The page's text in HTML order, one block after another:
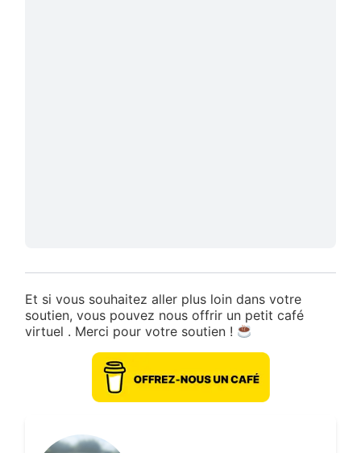
Et si vous souhaitez aller plus loin dans votre
soutien, vous pouvez nous offrir un petit café
virtuel . Merci pour votre soutien !